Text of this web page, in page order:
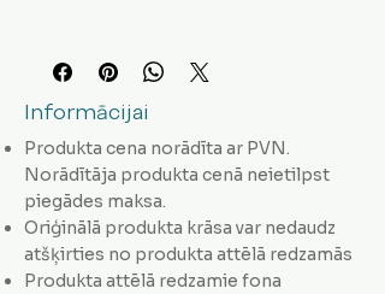
Informācijai
Produkta cena norādīta ar PVN.
Norādītāja produkta cenā neietilpst
piegādes maksa.
Oriģinālā produkta krāsa var nedaudz
atšķirties no produkta attēlā redzamās
Produkta attēlā redzamie fona